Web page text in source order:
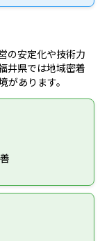
の安定化や技術力
井県では地域密着
あります。